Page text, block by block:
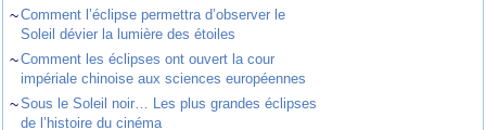
~Comment l’éclipse permettra d’observer le
Soleil dévier la lumière des étoiles
~Comment les éclipses ont ouvert la cour
impériale chinoise aux sciences européennes
~Sous le Soleil noir… Les plus grandes éclipses
de l’histoire du cinéma